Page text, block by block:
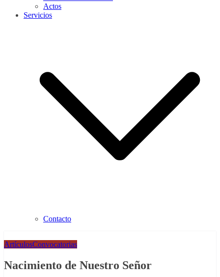
Actos
Servicios
Contacto
ArtículosConvocatorias
Nacimiento de Nuestro Señor